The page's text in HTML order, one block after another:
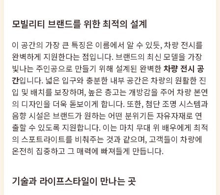
모빌리티 브랜드를 위한 최적의 설계
이 공간의 가장 큰 특징은 이름에서 알 수 있듯, 차량 전시를
완벽하게 지원한다는 점입니다. 브랜드의 최신 모델을 가장
빛나는 주인공으로 만들기 위해 설계된 완벽한차량 전시 공
간입니다. 넓은 입구와 충분한 내부 공간은 차량의 원활한 진
입 및 배치를 보장하며, 높은 층고는 개방감을 주어 차량 본연
의 디자인을 더욱 돋보이게 합니다. 또한, 첨단 조명 시스템과
음향 시설은 브랜드가 원하는 어떤 분위기든 자유자재로 연
출할 수 있도록 지원합니다. 이는 마치 무대 위 배우에게 최적
의 스포트라이트를 비춰주는 것과 같으며, 고객들이 차량에
온전히 집중하고 그 매력에 빠져들게 만듭니다.
기술과 라이프스타일이 만나는 곳